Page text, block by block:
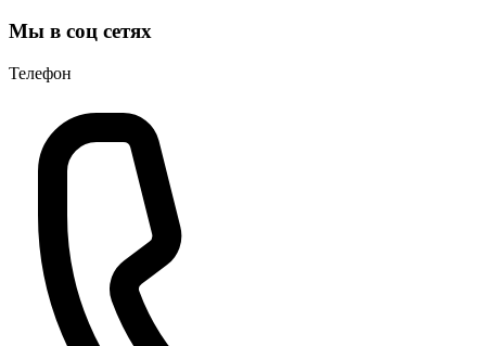
Мы в соц сетях
Телефон